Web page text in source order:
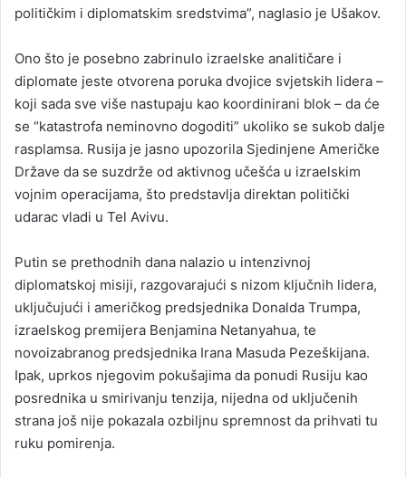
političkim i diplomatskim sredstvima”, naglasio je Ušakov.
Ono što je posebno zabrinulo izraelske analitičare i
diplomate jeste otvorena poruka dvojice svjetskih lidera –
koji sada sve više nastupaju kao koordinirani blok – da će
se “katastrofa neminovno dogoditi” ukoliko se sukob dalje
rasplamsa. Rusija je jasno upozorila Sjedinjene Američke
Države da se suzdrže od aktivnog učešća u izraelskim
vojnim operacijama, što predstavlja direktan politički
udarac vladi u Tel Avivu.
Putin se prethodnih dana nalazio u intenzivnoj
diplomatskoj misiji, razgovarajući s nizom ključnih lidera,
uključujući i američkog predsjednika Donalda Trumpa,
izraelskog premijera Benjamina Netanyahua, te
novoizabranog predsjednika Irana Masuda Pezeškijana.
Ipak, uprkos njegovim pokušajima da ponudi Rusiju kao
posrednika u smirivanju tenzija, nijedna od uključenih
strana još nije pokazala ozbiljnu spremnost da prihvati tu
ruku pomirenja.